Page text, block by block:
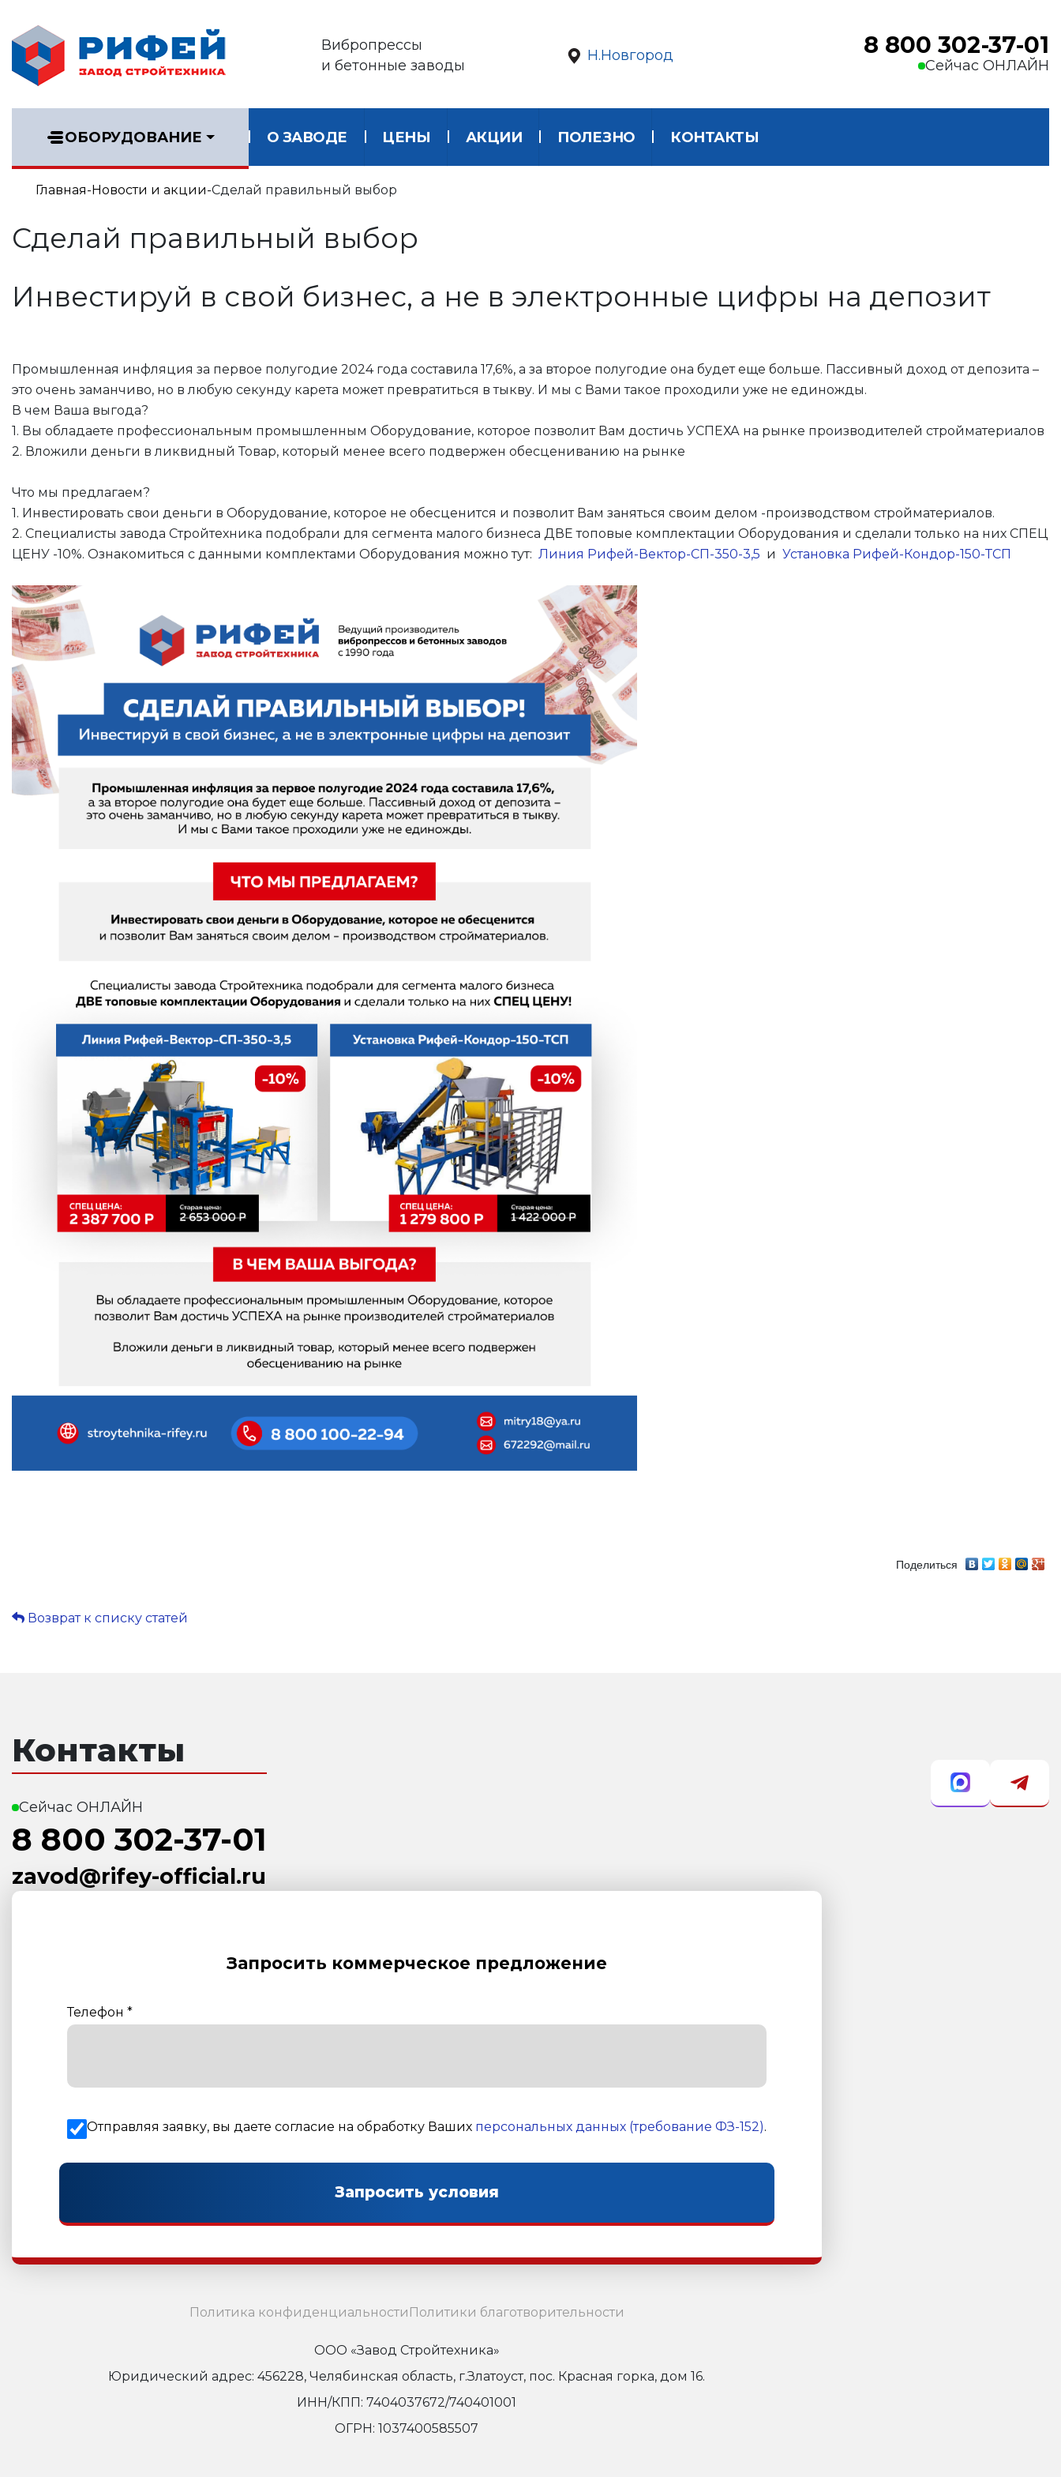
Вибропрессы
и бетонные заводы
Н.Новгород 8 800 302-37-01
Сейчас ОНЛАЙН
ОБОРУДОВАНИЕ О ЗАВОДЕ ЦЕНЫ АКЦИИ ПОЛЕЗНО КОНТАКТЫ
Главная Новости и акции Сделай правильный выбор
Сделай правильный выбор
Инвестируй в свой бизнес, а не в электронные цифры на депозит
Промышленная инфляция за первое полугодие 2024 года составила 17,6%, а за второе полугодие она будет еще больше. Пассивный доход от депозита –
это очень заманчиво, но в любую секунду карета может превратиться в тыкву. И мы с Вами такое проходили уже не единожды.
В чем Ваша выгода?
1. Вы обладаете профессиональным промышленным Оборудование, которое позволит Вам достичь УСПЕХА на рынке производителей стройматериалов
2. Вложили деньги в ликвидный Товар, который менее всего подвержен обесцениванию на рынке
Что мы предлагаем?
1. Инвестировать свои деньги в Оборудование, которое не обесценится и позволит Вам заняться своим делом -производством стройматериалов.
2. Специалисты завода Стройтехника подобрали для сегмента малого бизнеса ДВЕ топовые комплектации Оборудования и сделали только на них СПЕЦ
ЦЕНУ -10%. Ознакомиться с данными комплектами Оборудования можно тут: Линия Рифей-Вектор-СП-350-3,5 и Установка Рифей-Кондор-150-ТСП
Поделиться
Возврат к списку статей
Контакты
Сейчас ОНЛАЙН
8 800 302-37-01
zavod@rifey-official.ru
Запросить коммерческое предложение
Телефон *
Отправляя заявку, вы даете согласие на обработку Ваших персональных данных (требование ФЗ-152).
Политика конфиденциальности Политики благотворительности
ООО «Завод Стройтехника»
Юридический адрес: 456228, Челябинская область, г.Златоуст, пос. Красная горка, дом 16.
ИНН/КПП: 7404037672/740401001
ОГРН: 1037400585507